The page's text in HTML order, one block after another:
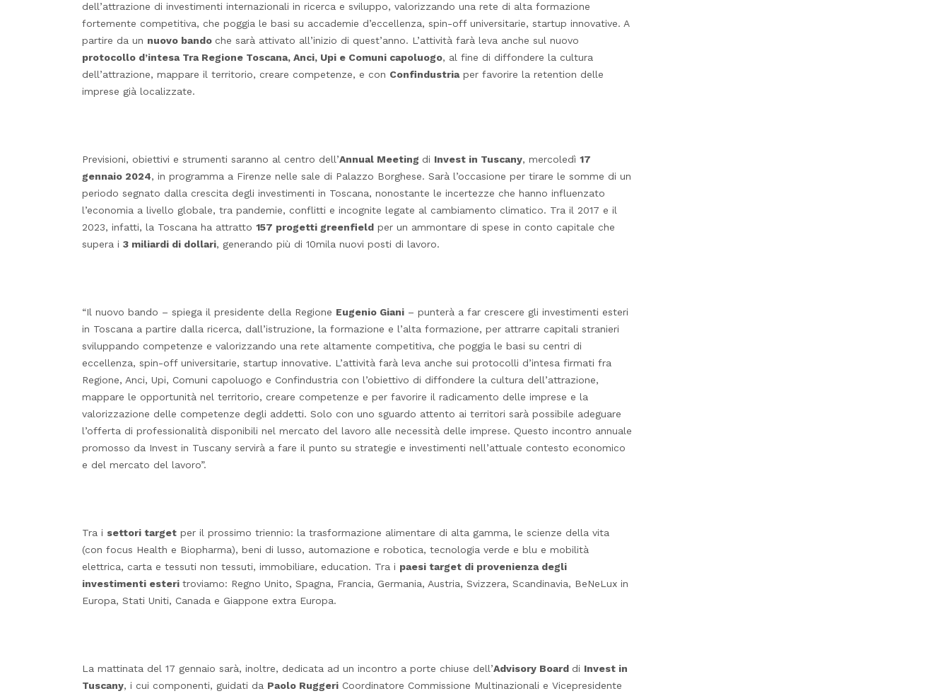
dell’attrazione di investimenti internazionali in ricerca e sviluppo, valorizzando una rete di alta formazione
fortemente competitiva, che poggia le basi su accademie d’eccellenza, spin-off universitarie, startup innovative. A
partire da un nuovo bando che sarà attivato all’inizio di quest’anno. L’attività farà leva anche sul nuovo
protocollo d’intesa Tra Regione Toscana, Anci, Upi e Comuni capoluogo, al fine di diffondere la cultura
dell’attrazione, mappare il territorio, creare competenze, e con Confindustriaper favorire la retention delle
imprese già localizzate.
Previsioni, obiettivi e strumenti saranno al centro dell’Annual Meeting di Invest in Tuscany, mercoledì 17
gennaio 2024, in programma a Firenze nelle sale di Palazzo Borghese. Sarà l’occasione per tirare le somme di un
periodo segnato dalla crescita degli investimenti in Toscana, nonostante le incertezze che hanno influenzato
l’economia a livello globale, tra pandemie, conflitti e incognite legate al cambiamento climatico. Tra il 2017 e il
2023, infatti, la Toscana ha attratto 157 progetti greenfield per un ammontare di spese in conto capitale che
supera i 3 miliardi di dollari, generando più di 10mila nuovi posti di lavoro.
“Il nuovo bando – spiega il presidente della Regione Eugenio Giani – punterà a far crescere gli investimenti esteri
in Toscana a partire dalla ricerca, dall’istruzione, la formazione e l’alta formazione, per attrarre capitali stranieri
sviluppando competenze e valorizzando una rete altamente competitiva, che poggia le basi su centri di
eccellenza, spin-off universitarie, startup innovative. L’attività farà leva anche sui protocolli d’intesa firmati fra
Regione, Anci, Upi, Comuni capoluogo e Confindustria con l’obiettivo di diffondere la cultura dell’attrazione,
mappare le opportunità nel territorio, creare competenze e per favorire il radicamento delle imprese e la
valorizzazione delle competenze degli addetti. Solo con uno sguardo attento ai territori sarà possibile adeguare
l’offerta di professionalità disponibili nel mercato del lavoro alle necessità delle imprese. Questo incontro annuale
promosso da Invest in Tuscany servirà a fare il punto su strategie e investimenti nell’attuale contesto economico
e del mercato del lavoro”.
Tra i settori target per il prossimo triennio: la trasformazione alimentare di alta gamma, le scienze della vita
(con focus Health e Biopharma), beni di lusso, automazione e robotica, tecnologia verde e blu e mobilità
elettrica, carta e tessuti non tessuti, immobiliare, education. Tra i paesi target di provenienza degli
investimenti esteri troviamo: Regno Unito, Spagna, Francia, Germania, Austria, Svizzera, Scandinavia, BeNeLux in
Europa, Stati Uniti, Canada e Giappone extra Europa.
La mattinata del 17 gennaio sarà, inoltre, dedicata ad un incontro a porte chiuse dell’Advisory Board di Invest in
Tuscany, i cui componenti, guidati da Paolo Ruggeri Coordinatore Commissione Multinazionali e Vicepresidente